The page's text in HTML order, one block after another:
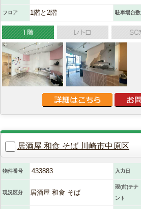
フロア 1階と2階 駐車場台数
居酒屋 和食 そば 川崎市中原区
物件番号 433883 入力日
現況区分 居酒屋 和食 そば
現(前)テナ
ント